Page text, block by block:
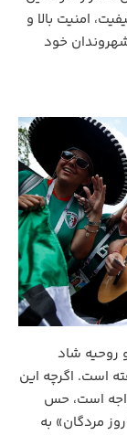
امنیت بالا و
خود
روحیه شاد
است. اگرچه این
است، حس
مردگان» به